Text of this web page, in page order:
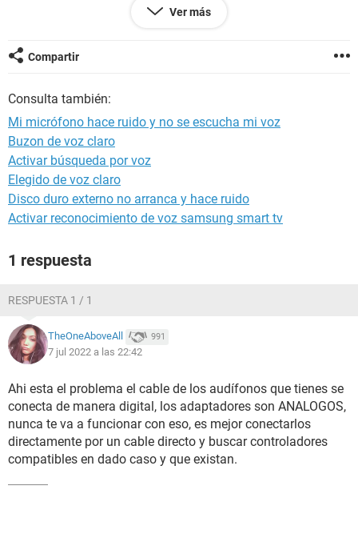
Ver más
Compartir
Consulta también:
Mi micrófono hace ruido y no se escucha mi voz
Buzon de voz claro
Activar búsqueda por voz
Elegido de voz claro
Disco duro externo no arranca y hace ruido
Activar reconocimiento de voz samsung smart tv
1 respuesta
RESPUESTA 1 / 1
TheOneAboveAll 991
7 jul 2022 a las 22:42
Ahi esta el problema el cable de los audífonos que tienes se
conecta de manera digital, los adaptadores son ANALOGOS,
nunca te va a funcionar con eso, es mejor conectarlos
directamente por un cable directo y buscar controladores
compatibles en dado caso y que existan.